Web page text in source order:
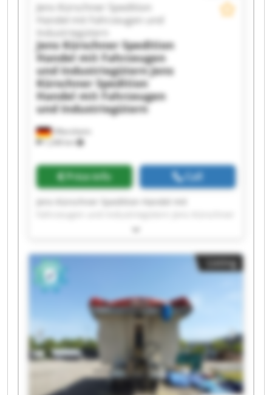
Oftersheim
1,248 km
Jens Kürschner Spedition
Handel mit Fahrzeugen und
Industriegütern
Jens Kürschner Spedition
Handel mit Fahrzeugen
und Industriegütern Jens
Kürschner Spedition
Handel mit Fahrzeugen
und Industriegütern
Price info Call
Spedition Handel mit Fahrzeugen und
Handel mit Fahrzeugen und Industriegütern
Jens Kürschner Spedition Handel mit
Fahrzeugen und Industriegütern Jens Kürschner
Industriegütern Jens Kürschner Spedition
Handel mit Fahrzeugen und Industriegütern
Jens Kürschner Spedition Handel mit
Fahrzeugen und Industriegütern Jens Kürschner
Spedition Handel mit Fahrzeugen und
Industriegütern Jens Kürschner Spedition
Handel mit Fahrzeugen und Industriegütern
Listing